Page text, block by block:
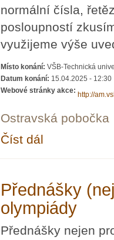
normální čísla,
posloupností
využijeme výše
Místo konání: VŠB-Technická
Datum konání: 15.04.2025 - 12:30
Webové stránky akce:
http://
Ostravská pobočka
Číst dál
Přednášky
olympiády
Přednášky nejen